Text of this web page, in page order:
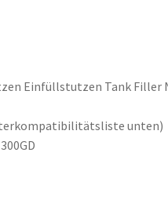
Einfüllstutzen Tank Filler
unten)